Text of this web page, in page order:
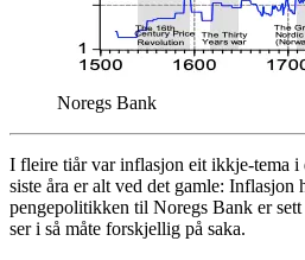
Noregs Bank
I fleire tiår var inflasjon eit ikkje-tema
siste åra er alt ved det gamle:
pengepolitikken til Noregs Bank er
ser i så måte forskjellig på saka.